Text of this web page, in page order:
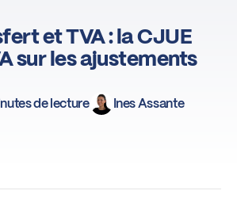
et TVA : la CJUE
sur les ajustements
de lecture Ines Assante